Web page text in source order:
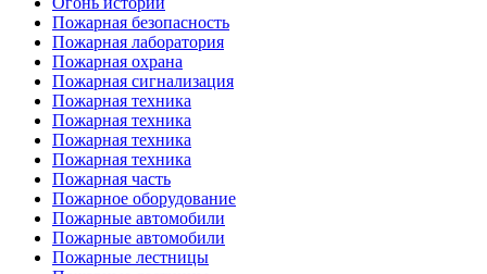
Пожарная безопасность
Пожарная лаборатория
Пожарная охрана
Пожарная сигнализация
Пожарная техника
Пожарная техника
Пожарная техника
Пожарная техника
Пожарная часть
Пожарное оборудование
Пожарные автомобили
Пожарные автомобили
Пожарные лестницы